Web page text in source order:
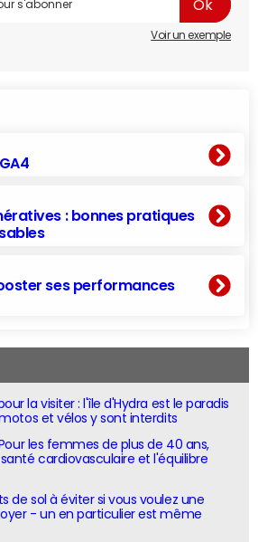
Voir un exemple
: bonnes pratiques
ses performances
la visiter : l'île d'Hydra est le paradis
et vélos y sont interdits
les femmes de plus de 40 ans,
cardiovasculaire et l'équilibre
de sol à éviter si vous voulez une
- un en particulier est même